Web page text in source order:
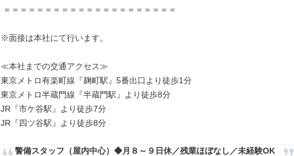
※面接は本社にて行います。
≪本社までの交通アクセス≫
東京メトロ有楽町線『麹町駅』5番出口より徒歩1分
東京メトロ半蔵門線『半蔵門駅』より徒歩8分
JR『市ケ谷駅』より徒歩7分
JR『四ツ谷駅』より徒歩8分
警備スタッフ（屋内中心）◆月８～９日休／残業ほぼなし／未経験OK